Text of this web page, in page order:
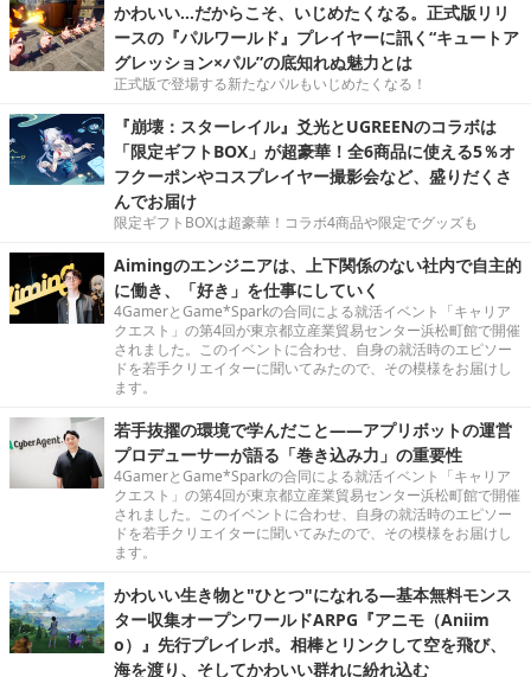
かわいい…だからこそ、いじめたくなる。正式版リリ
ースの『パルワールド』プレイヤーに訊く“キュートア
グレッション×パル”の底知れぬ魅力とは
正式版で登場する新たなパルもいじめたくなる！
『崩壊：スターレイル』爻光とUGREENのコラボは
「限定ギフトBOX」が超豪華！全6商品に使える5％オ
フクーポンやコスプレイヤー撮影会など、盛りだくさ
んでお届け
限定ギフトBOXは超豪華！コラボ4商品や限定でグッズも
Aimingのエンジニアは、上下関係のない社内で自主的
に働き、「好き」を仕事にしていく
4GamerとGame*Sparkの合同による就活イベント「キャリア
クエスト」の第4回が東京都立産業貿易センター浜松町館で開催
されました。このイベントに合わせ、自身の就活時のエピソー
ドを若手クリエイターに聞いてみたので、その模様をお届けし
ます。
若手抜擢の環境で学んだこと――アプリボットの運営
プロデューサーが語る「巻き込み力」の重要性
4GamerとGame*Sparkの合同による就活イベント「キャリア
クエスト」の第4回が東京都立産業貿易センター浜松町館で開催
されました。このイベントに合わせ、自身の就活時のエピソー
ドを若手クリエイターに聞いてみたので、その模様をお届けし
ます。
かわいい生き物と"ひとつ"になれる―基本無料モンス
ター収集オープンワールドARPG『アニモ（Aniim
o）』先行プレイレポ。相棒とリンクして空を飛び、
海を渡り、そしてかわいい群れに紛れ込む